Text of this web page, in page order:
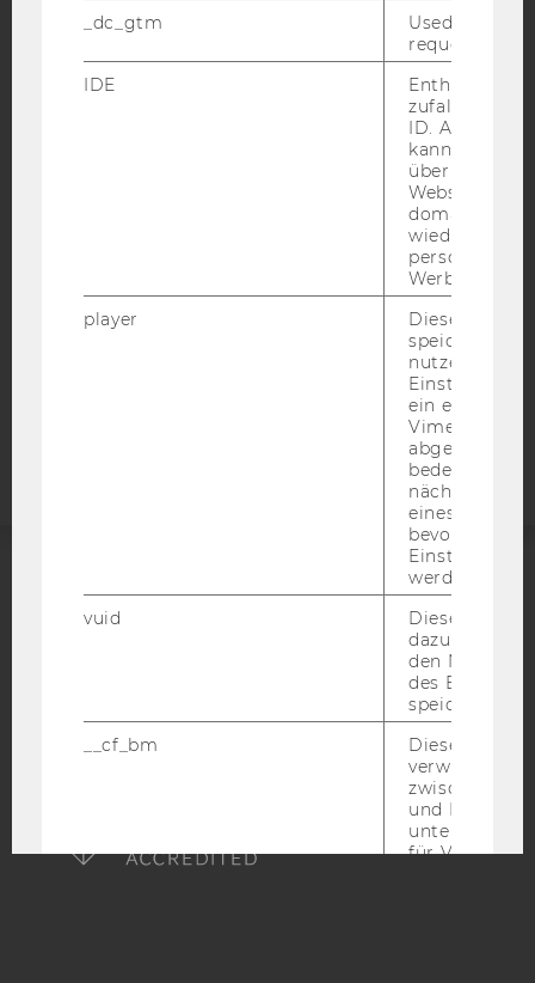
BARRIEREFREIHEITSERKLÄRUNG WEBSEITE
DATENSCHUTZERKLÄRUNG SOCIAL MEDIA
STUDIENBEWERBER*INNEN UND STUDIERENDE
Barrierefreiheitserklärung
ACCREDITED BY:
_dc_gtm
Used to
request rate.
IDE
Enthält eine
ID. Anhand
kann Google
über
Websites
Werbung
player
Dieses Cookie
speichert
ein
Vimeo-Video
abgespielt
bedeutet,
nächsten
eines Vimeo-
bevorzugten
werden.
vuid
Dieser
dazu
den
des
speichern.
__cf_bm
Dieses
verwendet,
zwischen
und Bots zu
für Vimeo